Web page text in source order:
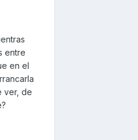
entre
en el
ver, de